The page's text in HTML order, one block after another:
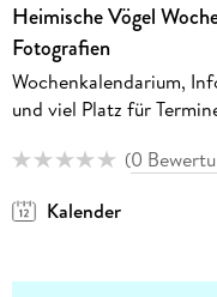
Heimische Vögel
Fotografien
Wochenkalendarium,
und viel Platz für
(0
Kalender